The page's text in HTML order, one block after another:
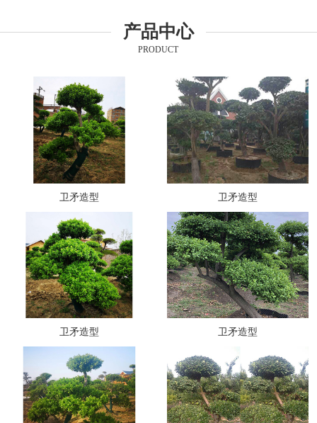
产品中心
PRODUCT
卫矛造型 卫矛造型
卫矛造型 卫矛造型